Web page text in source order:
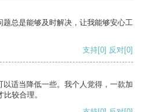
总是能够及时解决，让我能够安心工
支持[0] 反对[0]
适当降低一些。我个人觉得，一款加
较合理。